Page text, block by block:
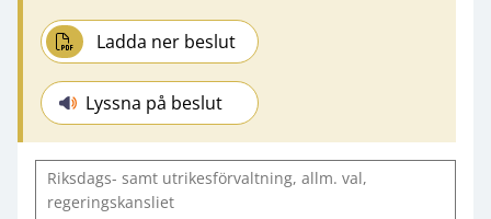
Ladda ner beslut
Lyssna på beslut
Riksdags- samt utrikesförvaltning, allm. val,
regeringskansliet